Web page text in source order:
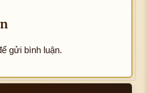
gửi bình luận.